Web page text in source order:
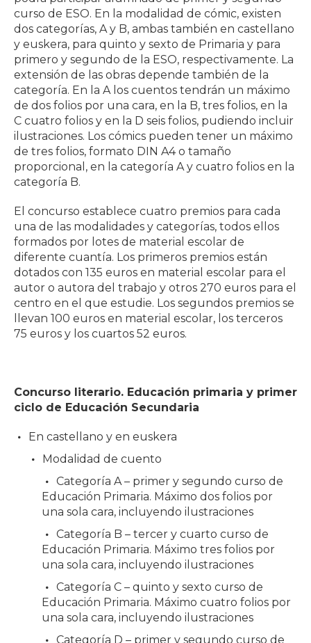
curso de ESO. En la modalidad de cómic, existen
dos categorías, A y B, ambas también en castellano
y euskera, para quinto y sexto de Primaria y para
primero y segundo de la ESO, respectivamente. La
extensión de las obras depende también de la
categoría. En la A los cuentos tendrán un máximo
de dos folios por una cara, en la B, tres folios, en la
C cuatro folios y en la D seis folios, pudiendo incluir
ilustraciones. Los cómics pueden tener un máximo
de tres folios, formato DIN A4 o tamaño
proporcional, en la categoría A y cuatro folios en la
categoría B.
El concurso establece cuatro premios para cada
una de las modalidades y categorías, todos ellos
formados por lotes de material escolar de
diferente cuantía. Los primeros premios están
dotados con 135 euros en material escolar para el
autor o autora del trabajo y otros 270 euros para el
centro en el que estudie. Los segundos premios se
llevan 100 euros en material escolar, los terceros
75 euros y los cuartos 52 euros.
Concurso literario. Educación primaria y primer
ciclo de Educación Secundaria
En castellano y en euskera
Modalidad de cuento
Categoría A – primer y segundo curso de
Educación Primaria. Máximo dos folios por
una sola cara, incluyendo ilustraciones
Categoría B – tercer y cuarto curso de
Educación Primaria. Máximo tres folios por
una sola cara, incluyendo ilustraciones
Categoría C – quinto y sexto curso de
Educación Primaria. Máximo cuatro folios por
una sola cara, incluyendo ilustraciones
Categoría D – primer y segundo curso de